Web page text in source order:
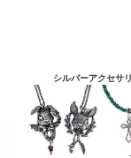
シルバーアクセサ